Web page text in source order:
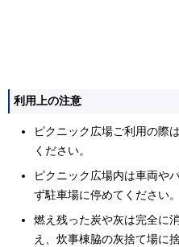
利用上の注意
ピクニック広場ご利用の際
ください。
ピクニック広場内は車両や
ず駐車場に停めてください。
燃え残った炭や灰は完全に
え、炊事棟脇の灰捨て場に